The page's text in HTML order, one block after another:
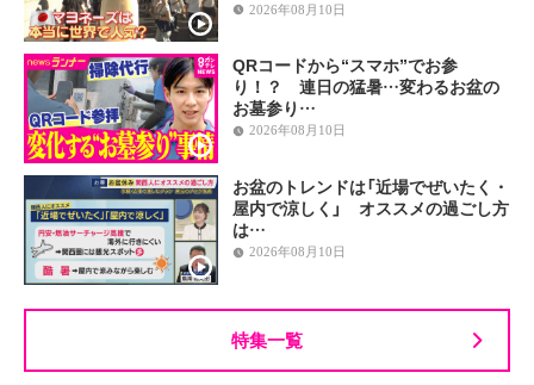
2026年08月10日
QRコードから“スマホ”でお参
り！？ 連日の猛暑…変わるお盆の
お墓参り…
2026年08月10日
お盆のトレンドは「近場でぜいたく・
屋内で涼しく」 オススメの過ごし方
は…
2026年08月10日
特集一覧